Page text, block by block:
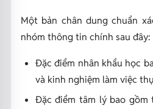
Một bản chân dung chuẩn
nhóm thông tin chính sau đây:
Đặc điểm nhân khẩu học
và kinh nghiệm làm việc
Đặc điểm tâm lý bao gồm